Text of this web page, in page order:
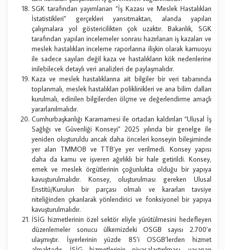
SGK tarafından yayımlanan “İş Kazası ve Meslek Hastalıkları
İstatistikleri” gerçekleri yansıtmaktan, alanda yapılan
çalışmalara yol göstericilikten çok uzaktır. Bakanlık, SGK
tarafından yapılan incelemeler sonrası hazırlanan iş kazaları ve
meslek hastalıkları inceleme raporlarına ilişkin olarak kamuoyu
ile sadece sayıları değil kaza ve hastalıkların kök nedenlerine
inilebilecek detaylı veri analizleri de paylaşmalıdır.
Kaza ve meslek hastalıklarına ait bilgiler bir veri tabanında
toplanmalı, meslek hastalıkları poliklinikleri ve ana bilim dalları
kurulmalı, edinilen bilgilerden ölçme ve değerlendirme amaçlı
yararlanılmalıdır.
Cumhurbaşkanlığı Kararnamesi ile ortadan kaldırılan “Ulusal İş
Sağlığı ve Güvenliği Konseyi” 2025 yılında bir genelge ile
yeniden oluşturuldu ancak daha önceleri konseyin bileşiminde
yer alan TMMOB ve TTB’ye yer verilmedi. Konsey yapısı
daha da kamu ve işveren ağırlıklı bir hale getirildi. Konsey,
emek ve meslek örgütlerinin çoğunlukta olduğu bir yapıya
kavuşturulmalıdır. Konsey, oluşturulması gereken Ulusal
Enstitü/Kurulun bir parçası olmalı ve kararları tavsiye
niteliğinden çıkarılarak yönlendirici ve fonksiyonel bir yapıya
kavuşturulmalıdır.
İSİG hizmetlerinin özel sektör eliyle yürütülmesini hedefleyen
düzenlemeler sonucu ülkemizdeki OSGB sayısı 2.700’e
ulaşmıştır. İşyerlerinin yüzde 85’i OSGB’lerden hizmet